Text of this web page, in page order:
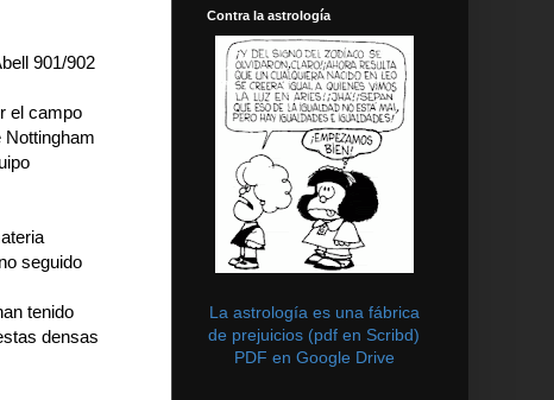
901/902
el campo
Nottingham
seguido
tenido
densas
Contra la astrología
La astrología es una fábrica
de prejuicios (pdf en Scribd)
PDF en Google Drive